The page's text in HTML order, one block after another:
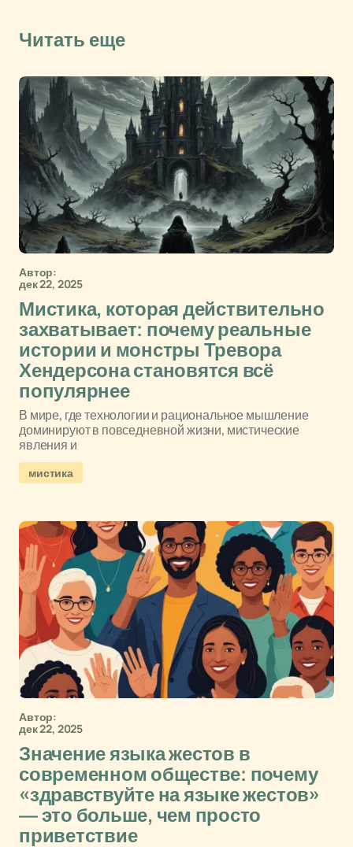
Читать еще
Автор:
дек 22, 2025
Мистика, которая действительно
захватывает: почему реальные
истории и монстры Тревора
Хендерсона становятся всё
популярнее
В мире, где технологии и рациональное мышление
доминируют в повседневной жизни, мистические
явления и
мистика
Автор:
дек 22, 2025
Значение языка жестов в
современном обществе: почему
«здравствуйте на языке жестов»
— это больше, чем просто
приветствие